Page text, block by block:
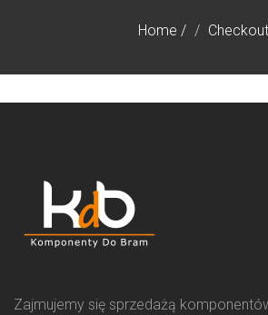
Home / Checkout
Zajmujemy się sprzedażą